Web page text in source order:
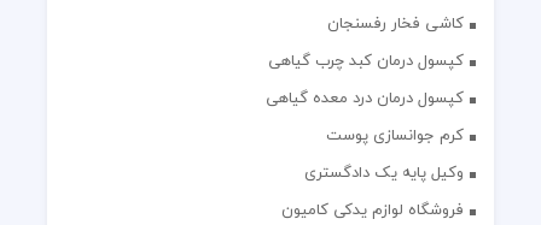
کاشی فخار رفسنجان
کپسول درمان کبد چرب گیاهی
کپسول درمان درد معده گیاهی
کرم جوانسازی پوست
وکیل پایه یک دادگستری
فروشگاه لوازم یدکی کامیون